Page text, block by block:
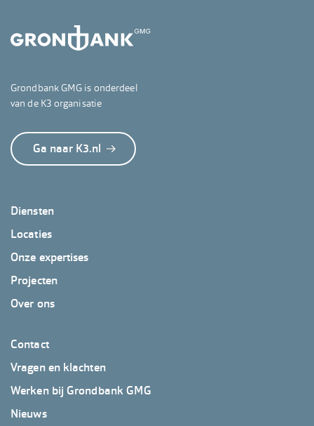
Grondbank GMG is onderdeel
van de K3 organisatie
Ga naar K3.nl
Footer
GrondbankGMG
Diensten
Locaties
Onze expertises
Projecten
Over ons
Footer
GrondbankGMG
2
Contact
Vragen en klachten
Werken bij Grondbank GMG
Nieuws